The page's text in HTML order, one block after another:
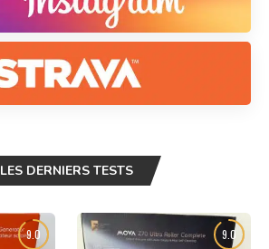
LES DERNIERS TESTS
9.0 9.0